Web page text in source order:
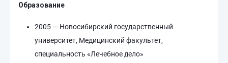
Образование
2005 — Новосибирский государственный
университет, Медицинский факультет,
специальность «Лечебное дело»